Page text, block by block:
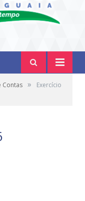
Contas »
Exercício